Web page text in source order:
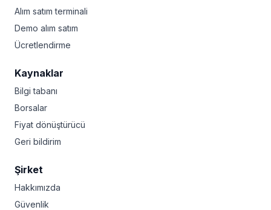
Alım satım terminali
Demo alım satım
Ücretlendirme
Kaynaklar
Bilgi tabanı
Borsalar
Fiyat dönüştürücü
Geri bildirim
Şirket
Hakkımızda
Güvenlik